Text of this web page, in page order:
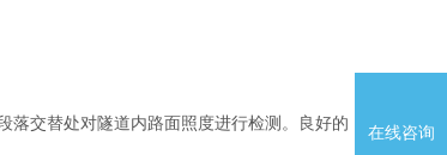
落交替处对隧道内路面照度进行检测。良好的
在线咨询